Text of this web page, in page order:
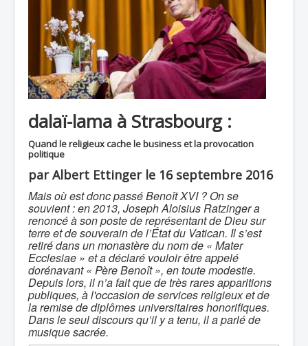
dalaï-lama à Strasbourg :
Quand le religieux cache le business et la provocation
politique
par Albert Ettinger le 16 septembre 2016
Mais où est donc passé Benoît XVI ? On se
souvient : en 2013, Joseph Aloisius Ratzinger a
renoncé à son poste de représentant de Dieu sur
terre et de souverain de l’État du Vatican. Il s’est
retiré dans un monastère du nom de « Mater
Ecclesiae » et a déclaré vouloir être appelé
dorénavant « Père Benoît », en toute modestie.
Depuis lors, il n’a fait que de très rares apparitions
publiques, à l'occasion de services religieux et de
la remise de diplômes universitaires honorifiques.
Dans le seul discours qu’il y a tenu, il a parlé de
musique sacrée.